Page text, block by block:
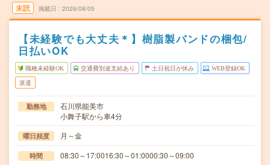
未読 掲載日 2026/08/05
【未経験でも大丈夫＊】樹脂製バンドの梱包/
日払いOK
職種未経験OK 交通費別途支給あり 土日祝日が休み WEB登録OK
派遣
勤務地
石川県能美市
小舞子駅から車4分
曜日頻度 月～金
時間 08:30～17:0016:30～01:0000:30～09:00